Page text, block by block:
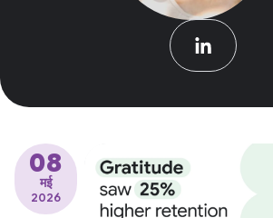
08
मई
2026